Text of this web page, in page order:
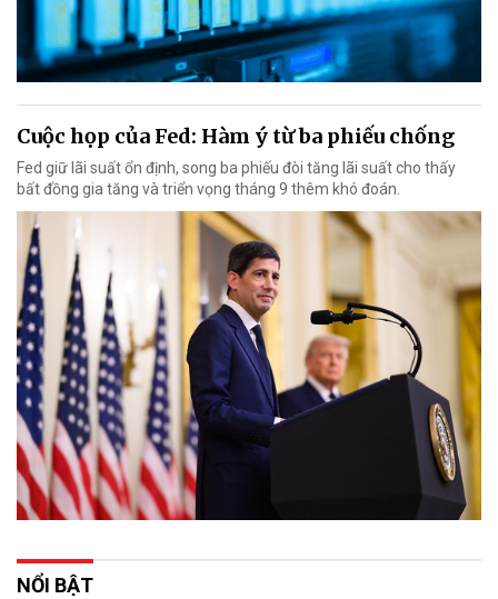
Cuộc họp của Fed: Hàm ý từ ba phiếu chống
Fed giữ lãi suất ổn định, song ba phiếu đòi tăng lãi suất cho thấy
bất đồng gia tăng và triển vọng tháng 9 thêm khó đoán.
NỔI BẬT